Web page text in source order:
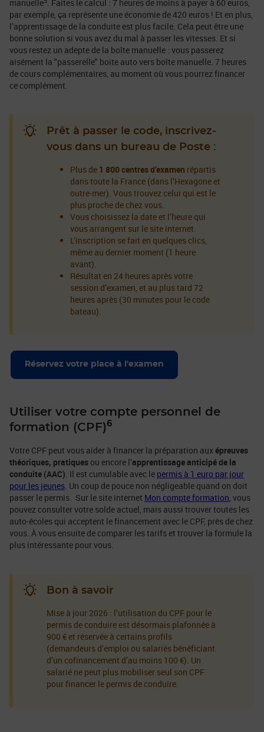
manuelle . Faites le calcul : 7 heures de moins à payer à 60 euros,
par exemple, ça représente une économie de 420 euros ! Et en plus,
l’apprentissage de la conduite est plus facile. Cela peut être une
bonne solution si vous avez du mal à passer les vitesses. Et si
vous restez un adepte de la boîte manuelle : vous passerez
aisément la "passerelle" boite auto vers boîte manuelle. 7 heures
de cours complémentaires, au moment où vous pourrez financer
ce complément.
Prêt à passer le code, inscrivez-
vous dans un bureau de Poste :
Plus de 1 800 centres d’examen répartis
dans toute la France (dans l’Hexagone et
outre-mer). Vous trouvez celui qui est le
plus proche de chez vous.
Vous choisissez la date et l’heure qui
vous arrangent sur le site internet.
L’inscription se fait en quelques clics,
même au dernier moment (1 heure
avant).
Résultat en 24 heures après votre
session d’examen, et au plus tard 72
heures après (30 minutes pour le code
bateau).
Réservez votre place à l'examen
Utiliser votre compte personnel de
formation (CPF) 6
Votre CPF peut vous aider à financer la préparation aux épreuves
théoriques, pratiques ou encore l’apprentissage anticipé de la
conduite (AAC). Il est cumulable avec le permis à 1 euro par jour
pour les jeunes. Un coup de pouce non négligeable quand on doit
passer le permis. Sur le site internet Mon compte formation, vous
pouvez consulter votre solde actuel, mais aussi trouver toutes les
auto-écoles qui acceptent le financement avec le CPF, près de chez
vous. À vous ensuite de comparer les tarifs et trouver la formule la
plus intéressante pour vous.
Bon à savoir
Mise à jour 2026 : l’utilisation du CPF pour le
permis de conduire est désormais plafonnée à
900 € et réservée à certains profils
(demandeurs d’emploi ou salariés bénéficiant
d’un cofinancement d’au moins 100 €). Un
salarié ne peut plus mobiliser seul son CPF
pour financer le permis de conduire.